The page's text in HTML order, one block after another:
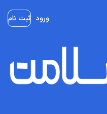
ورود ثبت نام